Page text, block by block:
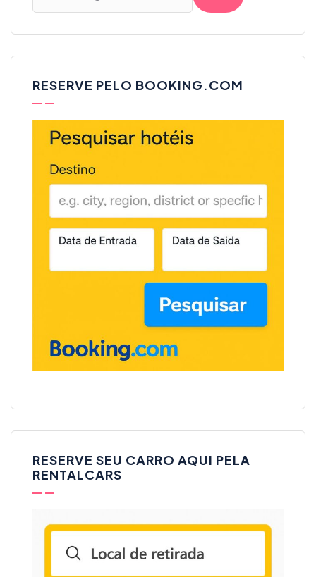
RESERVE PELO BOOKING.COM
RESERVE SEU CARRO AQUI PELA
RENTALCARS